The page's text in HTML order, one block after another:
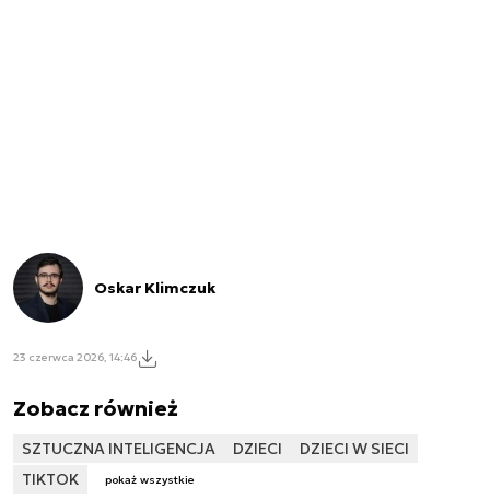
Oskar Klimczuk
23 czerwca 2026, 14:46
Zobacz również
SZTUCZNA INTELIGENCJA DZIECI
DZIECI W SIECI
TIKTOK
pokaż wszystkie